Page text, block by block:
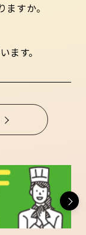
すか。
ます。